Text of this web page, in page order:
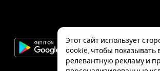
Этот сайт использует
cookie, чтобы показывать
релевантную рекламу и